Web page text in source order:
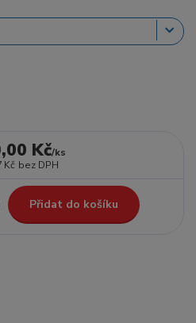
Kč/ks
Kč bez DPH
Přidat do košíku